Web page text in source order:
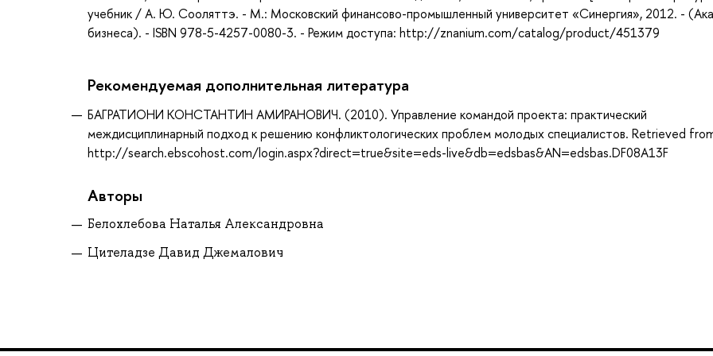
учебник / А. Ю. Сооляттэ. - М.: Московский финансово-промышленный университет «Синергия», 2012. -
бизнеса). - ISBN 978-5-4257-0080-3. - Режим доступа: http://znanium.com/catalog/product/451379
Рекомендуемая дополнительная литература
БАГРАТИОНИ КОНСТАНТИН АМИРАНОВИЧ. (2010). Управление командой проекта: практический
междисциплинарный подход к решению конфликтологических проблем молодых специалистов. Retrieved
http://search.ebscohost.com/login.aspx?direct=true&site=eds-live&db=edsbas&AN=edsbas.DF08A13F
Авторы
Белохлебова Наталья Александровна
Цителадзе Давид Джемалович